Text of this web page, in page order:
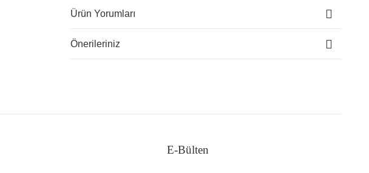
Ürün Yorumları
Önerileriniz
E-Bülten